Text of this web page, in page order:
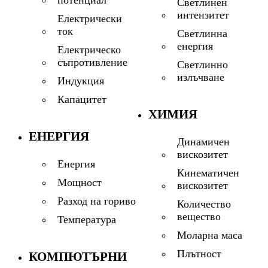
Електрически
ток
Електрическо
съпротивление
Индукция
Капацитет
ЕНЕРГИЯ
Енергия
Мощност
Разход на гориво
Температура
КОМПЮТЪРНИ
Светлинен
интензитет
Светлинна
енергия
Светлинно
излъчване
ХИМИЯ
Динамичен
вискозитет
Кинематичен
вискозитет
Количество
вещество
Моларна маса
Плътност